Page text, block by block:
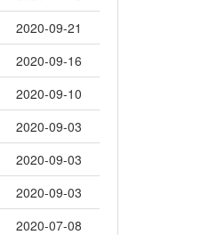
2020-09-21
2020-09-16
2020-09-10
2020-09-03
2020-09-03
2020-09-03
2020-07-08